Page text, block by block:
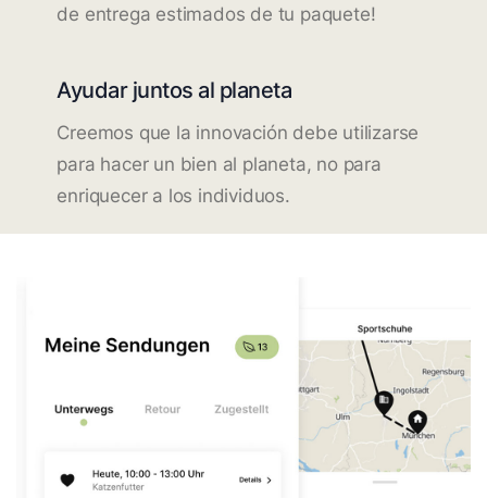
de entrega estimados de tu paquete!
Ayudar juntos al planeta
Creemos que la innovación debe utilizarse
para hacer un bien al planeta, no para
enriquecer a los individuos.